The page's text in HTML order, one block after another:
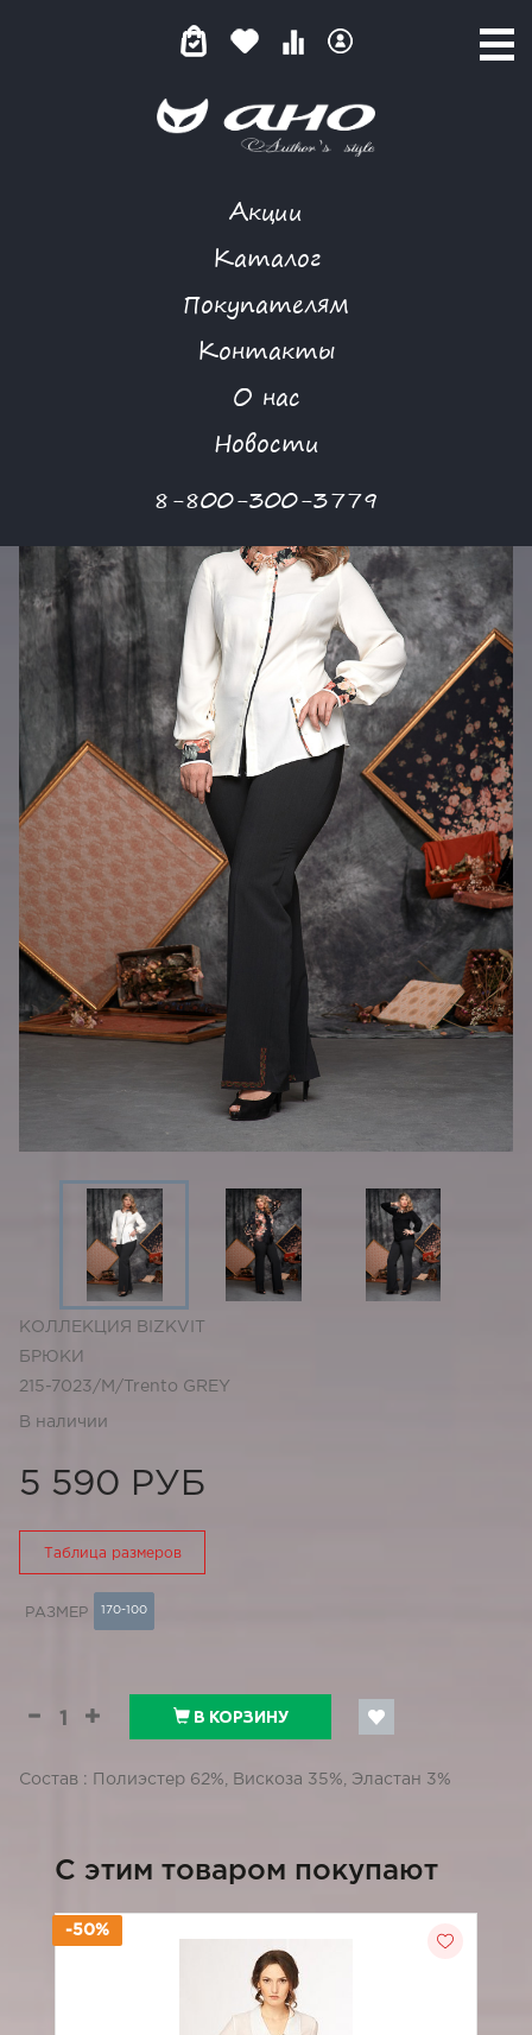
Акции
Каталог
Покупателям
Контакты
О нас
Новости
8-800-300-3779
НИТЬ АРИАДНЫ
КОЛЛЕКЦИЯ BIZKVIT
БРЮКИ
215-7023/M/Trento GREY
В наличии
5 590 РУБ
Таблица размеров
РАЗМЕР 170-100
В КОРЗИНУ
Состав : Полиэстер 62%, Вискоза 35%, Эластан 3%
C этим товаром покупают
-50%